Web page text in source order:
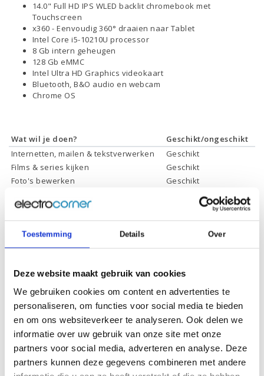
Toestemming Details Over
Deze website maakt gebruik van cookies
We gebruiken cookies om content en advertenties te
personaliseren, om functies voor social media te bieden
en om ons websiteverkeer te analyseren. Ook delen we
informatie over uw gebruik van onze site met onze
partners voor social media, adverteren en analyse. Deze
partners kunnen deze gegevens combineren met andere
14.0" Full HD IPS WLED backlit chromebook met
Touchscreen
x360 - Eenvoudig 360° draaien naar Tablet
Intel Core i5-10210U processor
8 Gb intern geheugen
128 Gb eMMC
Intel Ultra HD Graphics videokaart
Bluetooth, B&O audio en webcam
Chrome OS
Wat wil je doen?
Geschikt/ongeschikt
Internetten, mailen & tekstverwerken
Geschikt
Films & series kijken
Geschikt
Foto's bewerken
Geschikt
Gamen
Geschikt *
controleer dit eerst en bepaal daarop uw keuze.
Specificaties
Schermdiagonaal:
14.0 inch (35,6 cm)
Scherm resolutie:
1920 x 1080 (Full HD)
Touchscreen:
Ja